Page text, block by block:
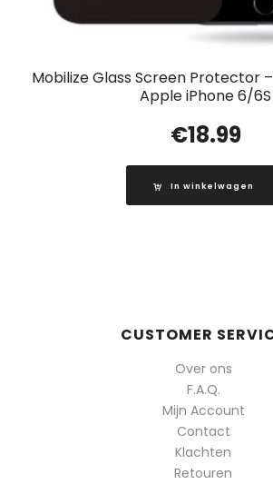
Mobilize Glass Screen Protector
Apple iPhone 6/6S
€18.99
In winkelwagen
CUSTOMER
Over ons
F.A.Q.
Mijn Account
Contact
Klachten
Retouren